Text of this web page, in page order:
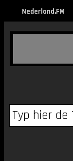
Nederland.FM